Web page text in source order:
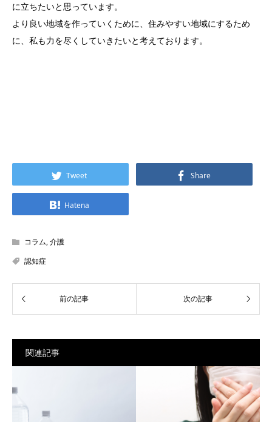
に立ちたいと思っています。
より良い地域を作っていくために、住みやすい地域にするため
に、私も力を尽くしていきたいと考えております。
Tweet Share
Hatena
コラム,介護
認知症
関連記事